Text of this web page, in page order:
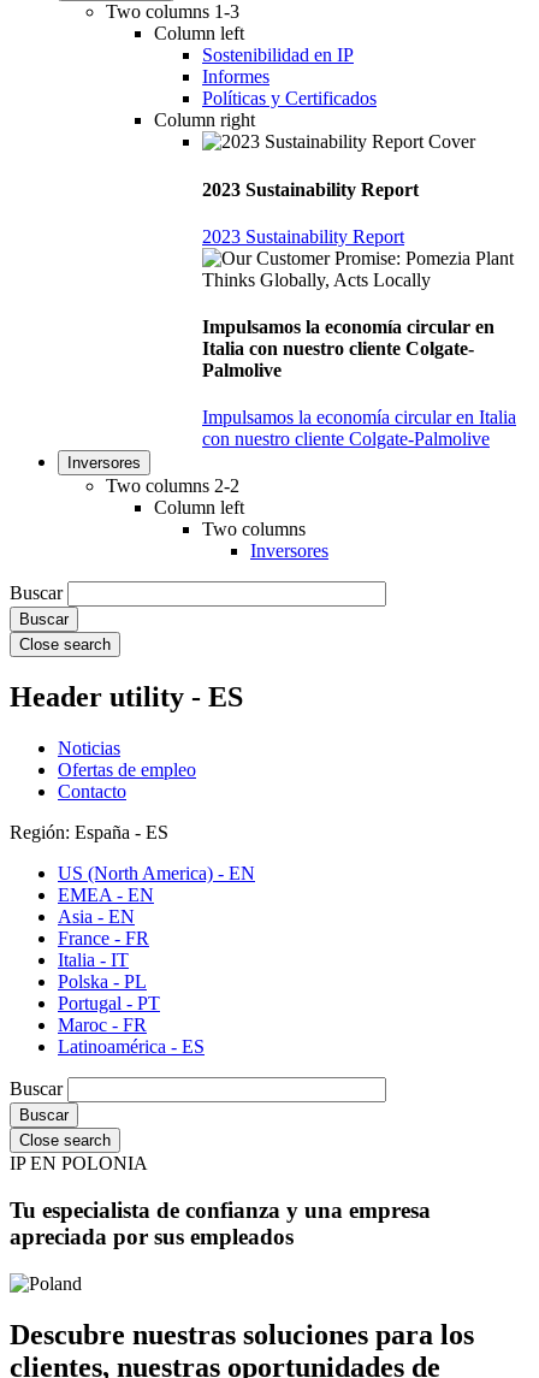
Two columns 1-3
Column left
Sostenibilidad en IP
Informes
Políticas y Certificados
Column right
2023 Sustainability Report
2023 Sustainability Report
Impulsamos la economía circular en
Italia con nuestro cliente Colgate-
Palmolive
Impulsamos la economía circular en Italia
con nuestro cliente Colgate-Palmolive
Inversores
Two columns 2-2
Column left
Two columns
Inversores
Buscar
Close search
Header utility - ES
Noticias
Ofertas de empleo
Contacto
Región: España - ES
US (North America) - EN
EMEA - EN
Asia - EN
France - FR
Italia - IT
Polska - PL
Portugal - PT
Maroc - FR
Latinoamérica - ES
Buscar
Close search
IP EN POLONIA
Tu especialista de confianza y una empresa
apreciada por sus empleados
Descubre nuestras soluciones para los
clientes, nuestras oportunidades de